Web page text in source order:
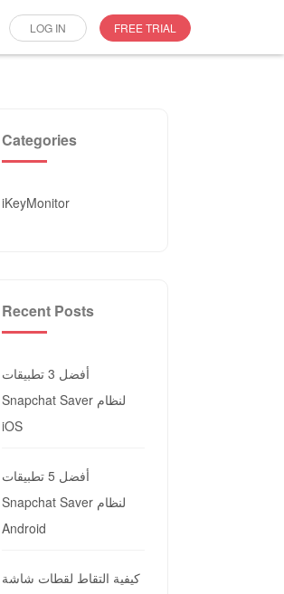
LOG IN FREE TRIAL
Categories
iKeyMonitor
Recent Posts
أفضل 3 تطبيقات
Snapchat Saver لنظام
iOS
أفضل 5 تطبيقات
Snapchat Saver لنظام
Android
كيفية التقاط لقطات شاشة